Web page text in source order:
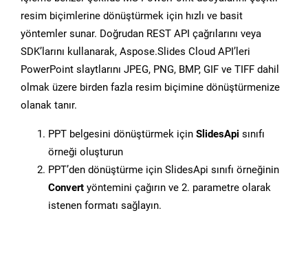
resim biçimlerine dönüştürmek için hızlı ve basit
yöntemler sunar. Doğrudan REST API çağrılarını veya
SDK’larını kullanarak, Aspose.Slides Cloud API’leri
PowerPoint slaytlarını JPEG, PNG, BMP, GIF ve TIFF dahil
olmak üzere birden fazla resim biçimine dönüştürmenize
olanak tanır.
PPT belgesini dönüştürmek için SlidesApi sınıfı
örneği oluşturun
PPT’den dönüştürme için SlidesApi sınıfı örneğinin
Convert yöntemini çağırın ve 2. parametre olarak
istenen formatı sağlayın.